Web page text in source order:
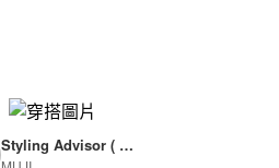
Styling Advisor ( F